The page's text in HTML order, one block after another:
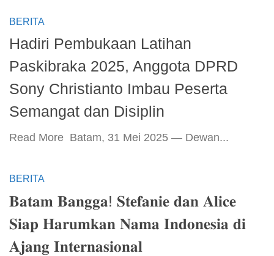
BERITA
Hadiri Pembukaan Latihan
Paskibraka 2025, Anggota DPRD
Sony Christianto Imbau Peserta
Semangat dan Disiplin
​Read More ​ Batam, 31 Mei 2025 — Dewan...
BERITA
𝐁𝐚𝐭𝐚𝐦 𝐁𝐚𝐧𝐠𝐠𝐚! 𝐒𝐭𝐞𝐟𝐚𝐧𝐢𝐞 𝐝𝐚𝐧 𝐀𝐥𝐢𝐜𝐞
𝐒𝐢𝐚𝐩 𝐇𝐚𝐫𝐮𝐦𝐤𝐚𝐧 𝐍𝐚𝐦𝐚 𝐈𝐧𝐝𝐨𝐧𝐞𝐬𝐢𝐚 𝐝𝐢
𝐀𝐣𝐚𝐧𝐠 𝐈𝐧𝐭𝐞𝐫𝐧𝐚𝐬𝐢𝐨𝐧𝐚𝐥